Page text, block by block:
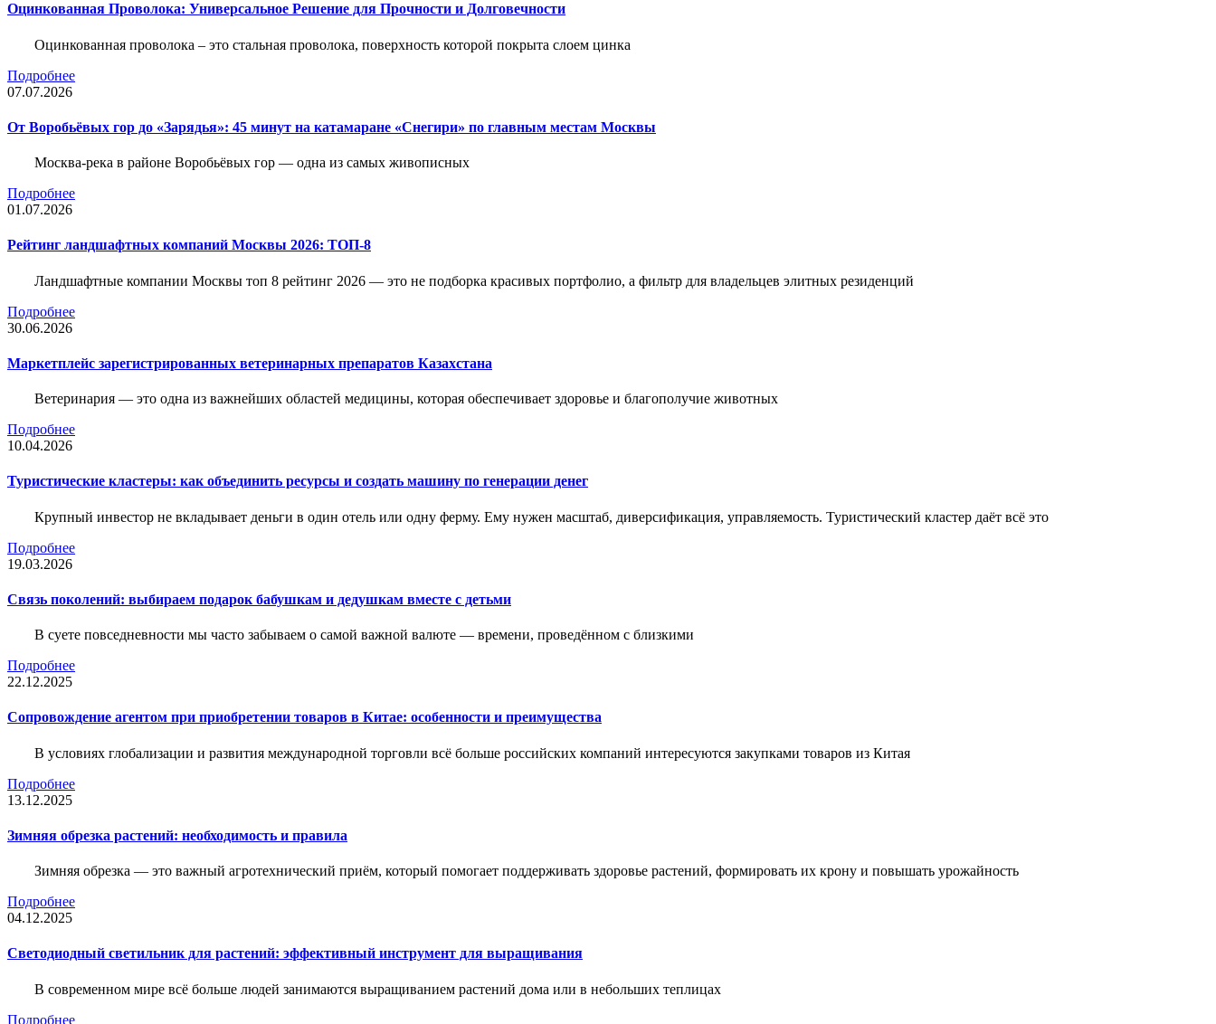
Оцинкованная Проволока: Универсальное Решение для Прочности и Долговечности
Оцинкованная проволока – это стальная проволока, поверхность которой покрыта слоем цинка
Подробнее
07.07.2026
От Воробьёвых гор до «Зарядья»: 45 минут на катамаране «Снегири» по главным местам Москвы
Москва-река в районе Воробьёвых гор — одна из самых живописных
Подробнее
01.07.2026
Рейтинг ландшафтных компаний Москвы 2026: ТОП-8
Ландшафтные компании Москвы топ 8 рейтинг 2026 — это не подборка красивых портфолио, а фильтр для владельцев элитных резиденций
Подробнее
30.06.2026
Маркетплейс зарегистрированных ветеринарных препаратов Казахстана
Ветеринария — это одна из важнейших областей медицины, которая обеспечивает здоровье и благополучие животных
Подробнее
10.04.2026
Туристические кластеры: как объединить ресурсы и создать машину по генерации денег
Крупный инвестор не вкладывает деньги в один отель или одну ферму. Ему нужен масштаб, диверсификация, управляемость. Туристический кластер даёт всё это
Подробнее
19.03.2026
Связь поколений: выбираем подарок бабушкам и дедушкам вместе с детьми
В суете повседневности мы часто забываем о самой важной валюте — времени, проведённом с близкими
Подробнее
22.12.2025
Сопровождение агентом при приобретении товаров в Китае: особенности и преимущества
В условиях глобализации и развития международной торговли всё больше российских компаний интересуются закупками товаров из Китая
Подробнее
13.12.2025
Зимняя обрезка растений: необходимость и правила
Зимняя обрезка — это важный агротехнический приём, который помогает поддерживать здоровье растений, формировать их крону и повышать урожайность
Подробнее
04.12.2025
Светодиодный светильник для растений: эффективный инструмент для выращивания
В современном мире всё больше людей занимаются выращиванием растений дома или в небольших теплицах
Подробнее